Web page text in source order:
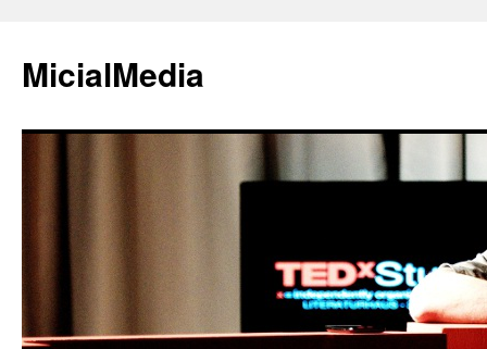
MicialMedia